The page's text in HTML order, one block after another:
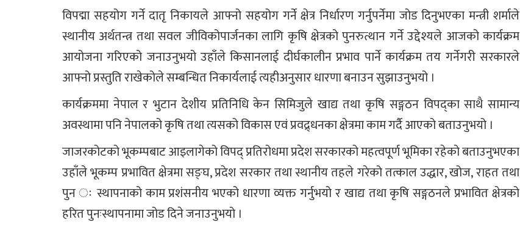
विपद्मा सहयोग गर्ने दातृ निकायले आफ्नो सहयोग गर्ने क्षेत्र निर्धारण गर्नुपर्नेमा जोड दिनुभएका मन्त्री शर्माले
स्थानीय अर्थतन्त्र तथा सवल जीविकोपार्जनका लागि कृषि क्षेत्रको पुनरुत्थान गर्ने उद्देश्यले आजको कार्यक्रम
आयोजना गरिएको जनाउनुभयो उहाँले किसानलाई दीर्घकालीन प्रभाव पार्ने कार्यक्रम तय गर्नेगरी सरकारले
आफ्नो प्रस्तुति राखेकोले सम्बन्धित निकार्यलाई त्यहीअनुसार धारणा बनाउन सुझाउनुभयो ।
कार्यक्रममा नेपाल र भुटान देशीय प्रतिनिधि केन सिमिजुले खाद्य तथा कृषि सङ्गठन विपद्का साथै सामान्य
अवस्थामा पनि नेपालको कृषि तथा त्यसको विकास एवं प्रवद्र्धनका क्षेत्रमा काम गर्दै आएको बताउनुभयो ।
जाजरकोटको भूकम्पबाट आइलागेको विपद् प्रतिरोधमा प्रदेश सरकारको महत्वपूर्ण भूमिका रहेको बताउनुभएका
उहाँले भूकम्प प्रभावित क्षेत्रमा सङ्घ, प्रदेश सरकार तथा स्थानीय तहले गरेको तत्काल उद्धार, खोज, राहत तथा
पुन ः स्थापनाको काम प्रशंसनीय भएको धारणा व्यक्त गर्नुभयो र खाद्य तथा कृषि सङ्गठनले प्रभावित क्षेत्रको
हरित पुनःस्थापनामा जोड दिने जनाउनुभयो ।